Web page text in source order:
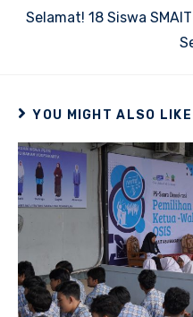
Selamat! 18 Siswa
YOU MIGHT ALSO LIKE